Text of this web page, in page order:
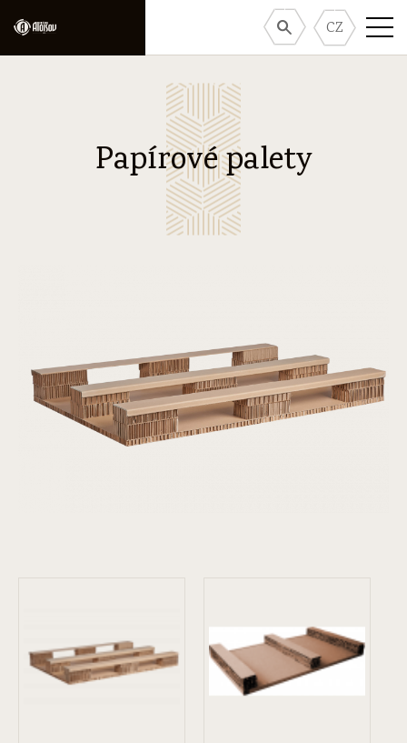
CZ
Papírové palety